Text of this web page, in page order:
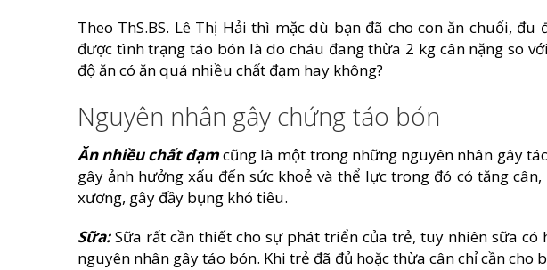
Theo ThS.BS. Lê Thị Hải thì mặc dù bạn đã cho con ăn chuối,
được tình trạng táo bón là do cháu đang thừa 2 kg cân nặng so
độ ăn có ăn quá nhiều chất đạm hay không?
Nguyên nhân gây chứng táo bón
Ăn nhiều chất đạmcũng là một trong những nguyên nhân gây
gây ảnh hưởng xấu đến sức khoẻ và thể lực trong đó có tăng
xương, gây đầy bụng khó tiêu.
Sữa:Sữa rất cần thiết cho sự phát triển của trẻ, tuy nhiên sữa
nguyên nhân gây táo bón. Khi trẻ đã đủ hoặc thừa cân chỉ cần cho